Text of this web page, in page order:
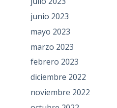
junio 2023
mayo 2023
marzo 2023
febrero 2023
diciembre 2022
noviembre 2022